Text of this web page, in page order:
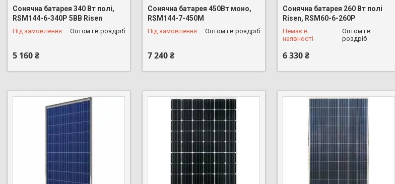
Сонячна батарея 340 Вт полі,
RSM144-6-340P 5BB Risen
Під замовлення Оптом і в роздріб
5 160 ₴
Сонячна батарея 450Вт моно,
RSM144-7-450M
Під замовлення Оптом і в роздріб
7 240 ₴
Сонячна батарея 260 Вт полі
Risen, RSM60-6-260P
Немає в
наявності
Оптом і в
роздріб
6 330 ₴
+380 (68) 626-16-53